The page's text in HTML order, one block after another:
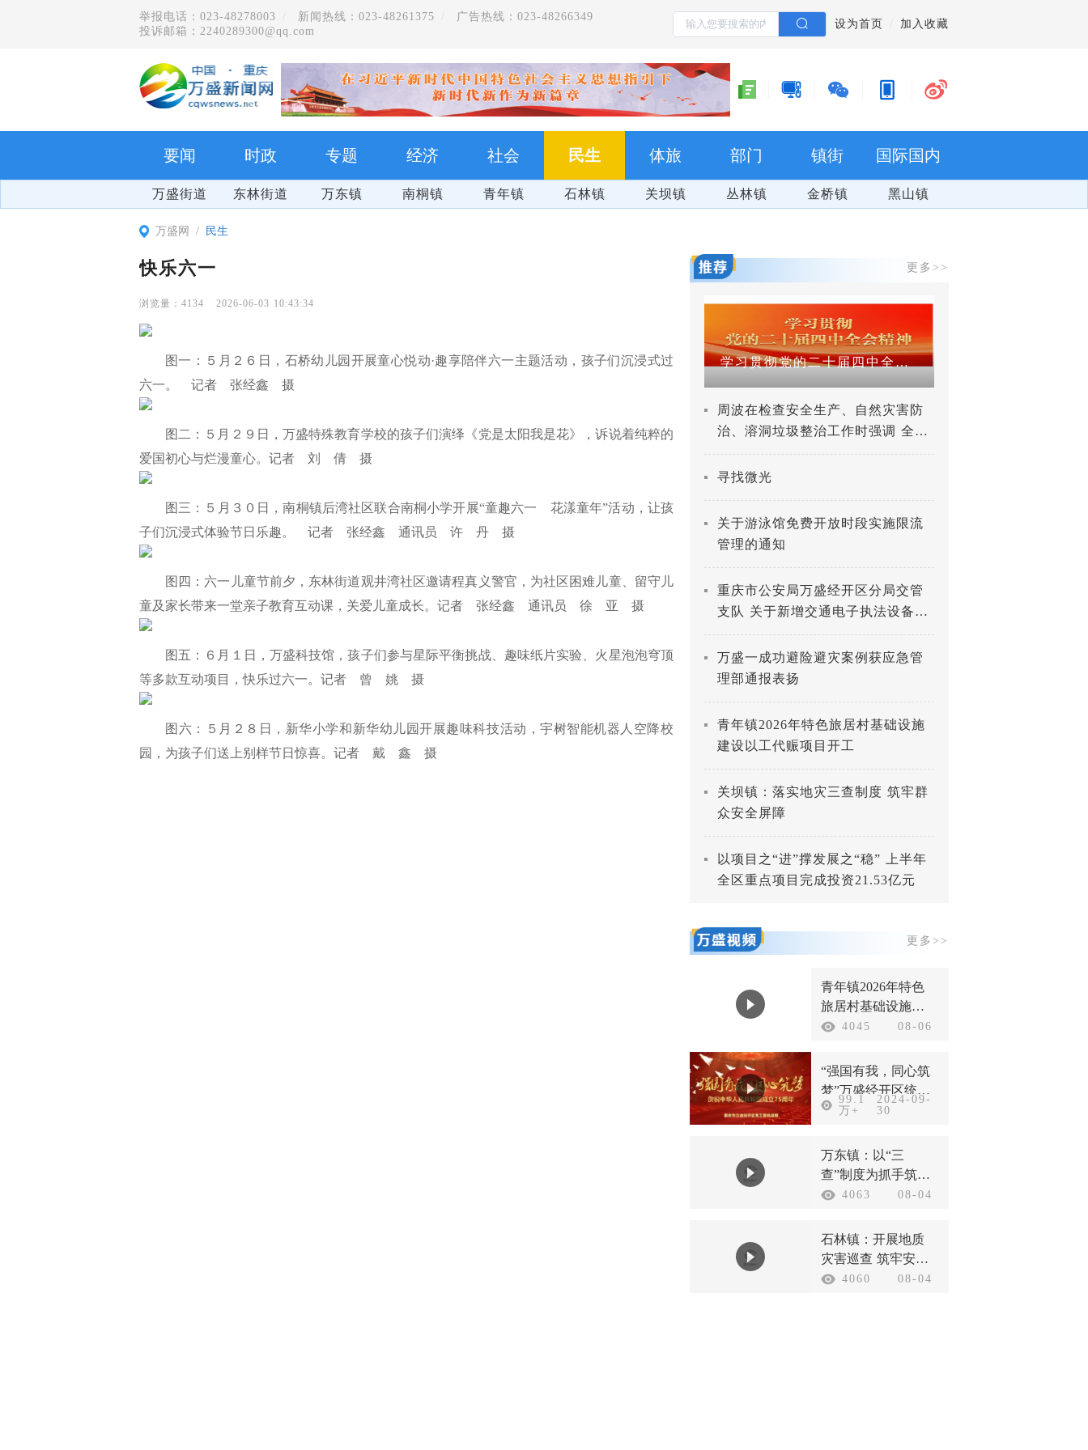
举报电话：023-48278003 新闻热线：023-48261375
广告热线：023-48266349
投诉邮箱：2240289300@qq.com
设为首页 加入收藏
要闻 时政 专题 经济 社会 民生 体旅 部门 镇街 国际国内
万盛街道 东林街道 万东镇 南桐镇 青年镇 石林镇 关坝镇 丛林镇 金桥镇 黑山镇
万盛网 民生
快乐六一
4134 2026-06-03 10:43:34
图一：５月２６日，石桥幼儿园开展童心悦动·趣享陪伴六一主题活动，孩子们沉浸式过
六一。 记者 张经鑫 摄
图二：５月２９日，万盛特殊教育学校的孩子们演绎《党是太阳我是花》，诉说着纯粹的
爱国初心与烂漫童心。记者 刘 倩 摄
图三：５月３０日，南桐镇后湾社区联合南桐小学开展“童趣六一 花漾童年”活动，让孩
子们沉浸式体验节日乐趣。 记者 张经鑫 通讯员 许 丹 摄
图四：六一儿童节前夕，东林街道观井湾社区邀请程真义警官，为社区困难儿童、留守儿
童及家长带来一堂亲子教育互动课，关爱儿童成长。记者 张经鑫 通讯员 徐 亚 摄
图五：６月１日，万盛科技馆，孩子们参与星际平衡挑战、趣味纸片实验、火星泡泡穹顶
等多款互动项目，快乐过六一。记者 曾 姚 摄
图六：５月２８日，新华小学和新华幼儿园开展趣味科技活动，宇树智能机器人空降校
园，为孩子们送上别样节日惊喜。记者 戴 鑫 摄
更多>>
把习近平总书记的殷殷嘱托全面落实在重庆大地上 学习贯彻党的二十届四中全会精神
周波在检查安全生产、自然灾害防
治、溶洞垃圾整治工作时强调 全力
打好防灾减灾救灾人民战争 深入推
进溶洞垃圾专项整治工作
寻找微光
关于游泳馆免费开放时段实施限流
管理的通知
重庆市公安局万盛经开区分局交管
支队 关于新增交通电子执法设备的
公示
万盛一成功避险避灾案例获应急管
理部通报表扬
青年镇2026年特色旅居村基础设施
建设以工代赈项目开工
关坝镇：落实地灾三查制度 筑牢群
众安全屏障
以项目之“进”撑发展之“稳” 上半年
全区重点项目完成投资21.53亿元
更多>>
青年镇2026年特色
旅居村基础设施建
设以工代赈项目开
4045 08-06
“强国有我，同心筑
梦”万盛经开区统一
战线庆祝新中国成
99.1
万+
2024-09-
30
万东镇：以“三
查”制度为抓手筑牢
汛期安全防线
4063 08-04
石林镇：开展地质
灾害巡查 筑牢安全
防护底线
4060 08-04